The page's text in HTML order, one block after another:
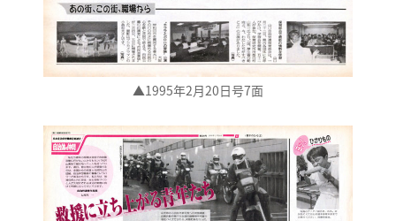
▲1995年2月20日号7面